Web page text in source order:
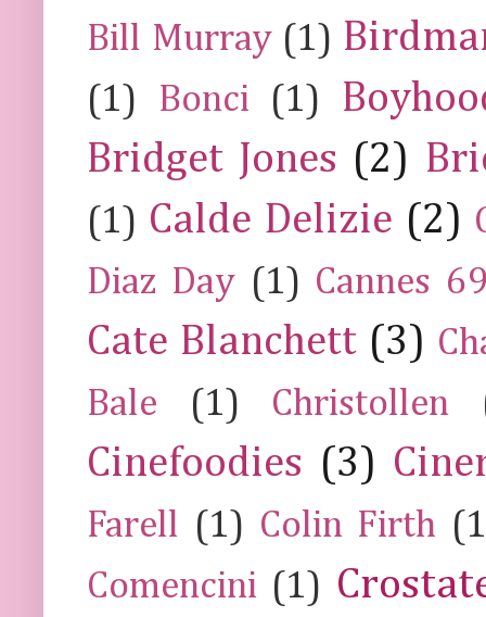
Bill Murray (1)
(1) Bonci (1)
Bridget Jones (2)
(1) Calde Delizie (2)
Diaz Day (1) Cannes
Cate Blanchett (3)
Bale
(1) Christollen
Cinefoodies (3)
Farell (1) Colin Firth
Comencini (1)